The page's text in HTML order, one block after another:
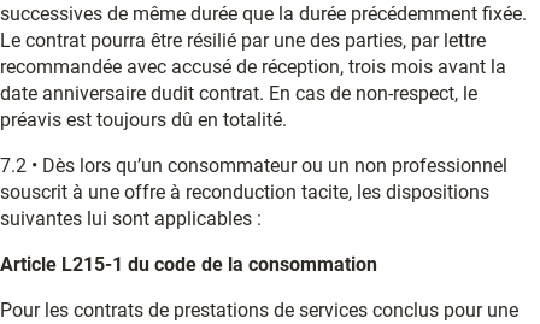
successives de même durée que la durée précédemment fixée.
Le contrat pourra être résilié par une des parties, par lettre
recommandée avec accusé de réception, trois mois avant la
date anniversaire dudit contrat. En cas de non-respect, le
préavis est toujours dû en totalité.
7.2 • Dès lors qu’un consommateur ou un non professionnel
souscrit à une offre à reconduction tacite, les dispositions
suivantes lui sont applicables :
Article L215-1 du code de la consommation
Pour les contrats de prestations de services conclus pour une